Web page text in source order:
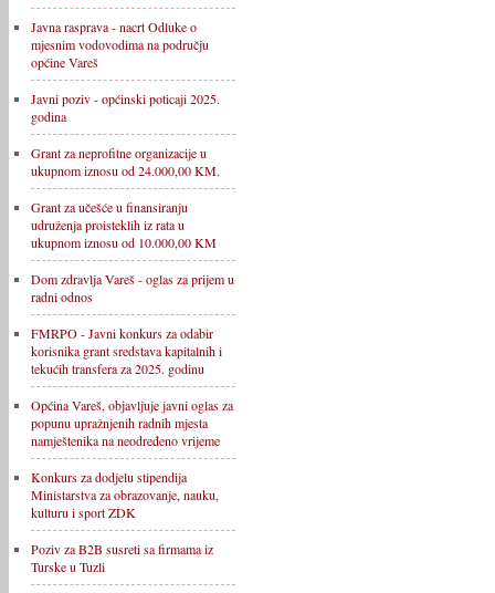
Javna rasprava - nacrt Odluke o
mjesnim vodovodima na području
općine Vareš
Javni poziv - općinski poticaji 2025.
godina
Grant za neprofitne organizacije u
ukupnom iznosu od 24.000,00 KM.
Grant za učešće u finansiranju
udruženja proisteklih iz rata u
ukupnom iznosu od 10.000,00 KM
Dom zdravlja Vareš - oglas za prijem u
radni odnos
FMRPO - Javni konkurs za odabir
korisnika grant sredstava kapitalnih i
tekućih transfera za 2025. godinu
Općina Vareš, objavljuje javni oglas za
popunu upražnjenih radnih mjesta
namještenika na neodređeno vrijeme
Konkurs za dodjelu stipendija
Ministarstva za obrazovanje, nauku,
kulturu i sport ZDK
Poziv za B2B susreti sa firmama iz
Turske u Tuzli